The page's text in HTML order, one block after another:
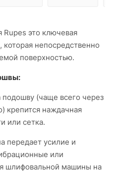
Rupes это ключевая
которая непосредственно
поверхностью.
(чаще всего через
крепится наждачная
или сетка.
передает усилие и
или
шлифовальной машины на